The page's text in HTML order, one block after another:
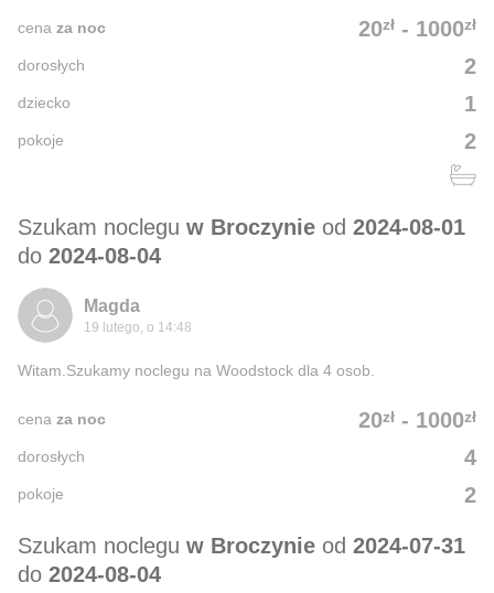
20zł - 1000zł
cena za noc
2
dorosłych
1
dziecko
2
pokoje
Szukam noclegu w Broczynie od 2024-08-01
do 2024-08-04
Magda
19 lutego, o 14:48
Witam.Szukamy noclegu na Woodstock dla 4 osob.
20zł - 1000zł
cena za noc
4
dorosłych
2
pokoje
Szukam noclegu w Broczynie od 2024-07-31
do 2024-08-04